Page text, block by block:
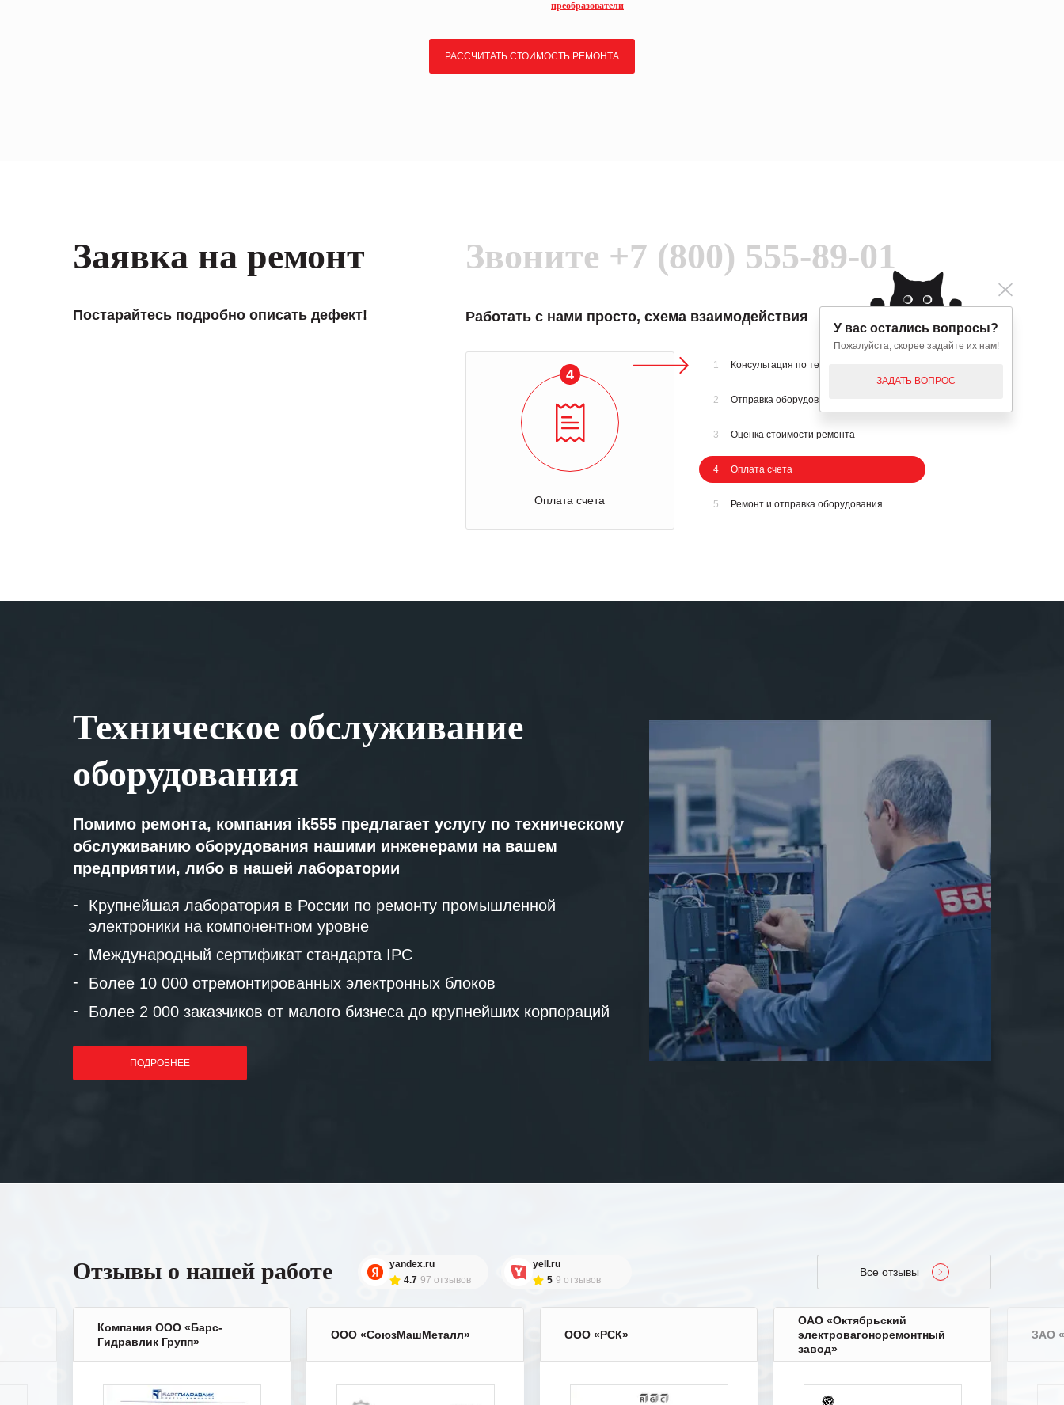
преобразователи
РАССЧИТАТЬ СТОИМОСТЬ РЕМОНТА
Заявка на ремонт
Постарайтесь подробно описать дефект!
Звоните +7 (800) 555-89-01
Работать с нами просто, схема взаимодействия
4
Оплата счета
1 Консультация по телефону
2 Отправка оборудования на осмотр
3 Оценка стоимости ремонта
4 Оплата счета
5 Ремонт и отправка оборудования
Техническое обслуживание
оборудования
Помимо ремонта, компания ik555 предлагает услугу по техническому
обслуживанию оборудования нашими инженерами на вашем
предприятии, либо в нашей лаборатории
Крупнейшая лаборатория в России по ремонту промышленной
электроники на компонентном уровне
Международный сертификат стандарта IPC
Более 10 000 отремонтированных электронных блоков
Более 2 000 заказчиков от малого бизнеса до крупнейших корпораций
ПОДРОБНЕЕ
Отзывы о нашей работе
yandex.ru
4.7 97 отзывов
yell.ru
5 9 отзывов
Все отзывы
Компания ООО «Барс-
Гидравлик Групп»
ООО «СоюзМашМеталл» ООО «РСК»
ОАО «Октябрьский
электровагоноремонтный
завод»
ЗАО
У вас остались вопросы?
Пожалуйста, скорее задайте их нам!
ЗАДАТЬ ВОПРОС